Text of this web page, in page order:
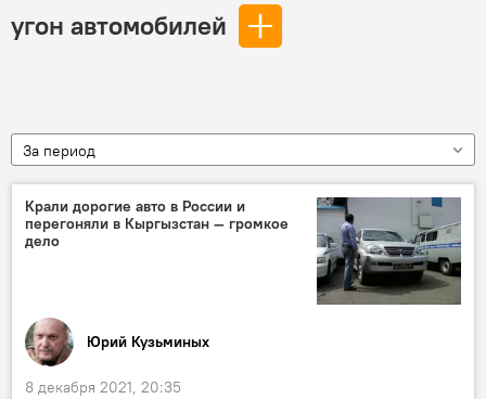
угон автомобилей
За период
Крали дорогие авто в России и
перегоняли в Кыргызстан — громкое
дело
Юрий Кузьминых
8 декабря 2021, 20:35